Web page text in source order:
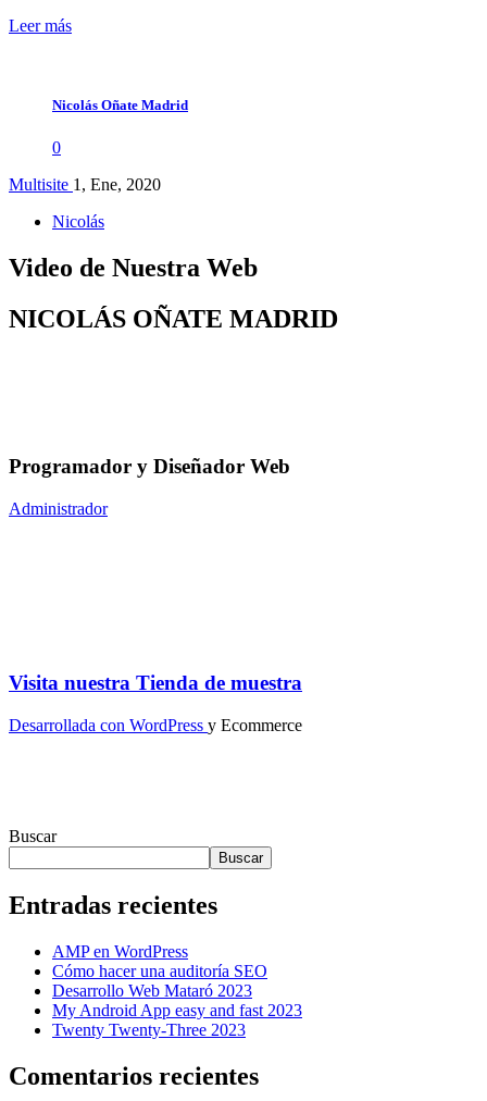
Leer más
Nicolás Oñate Madrid
0
Multisite 1, Ene, 2020
Nicolás
Video de Nuestra Web
NICOLÁS OÑATE MADRID
Programador y Diseñador Web
Administrador
Visita nuestra Tienda de muestra
Desarrollada con WordPress y Ecommerce
Buscar
Buscar
Entradas recientes
AMP en WordPress
Cómo hacer una auditoría SEO
Desarrollo Web Mataró 2023
My Android App easy and fast 2023
Twenty Twenty-Three 2023
Comentarios recientes